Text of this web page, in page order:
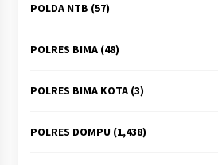
POLDA NTB (57)
POLRES BIMA(48)
POLRES BIMA KOTA(3)
POLRES DOMPU(1,438)